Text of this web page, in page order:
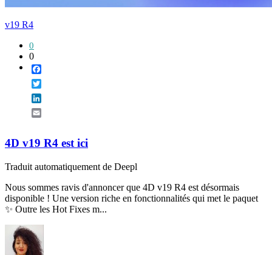
v19 R4
0
0
4D v19 R4 est ici
Traduit automatiquement de Deepl
Nous sommes ravis d'annoncer que 4D v19 R4 est désormais
disponible ! Une version riche en fonctionnalités qui met le paquet
✨ Outre les Hot Fixes m...